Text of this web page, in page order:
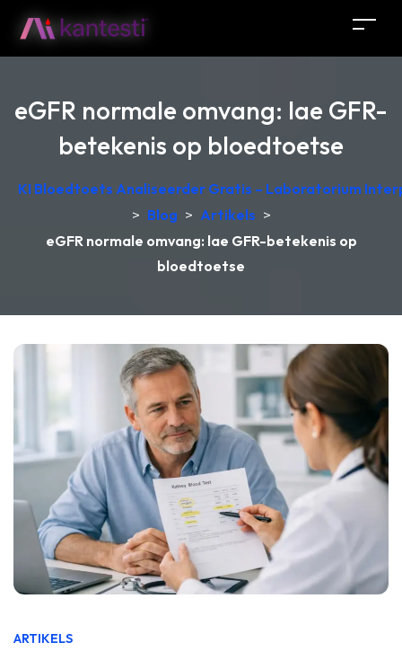
eGFR normale omvang: lae GFR-
betekenis op bloedtoetse
KI Bloedtoets Analiseerder Gratis – Laboratorium
> Blog > Artikels >
eGFR normale omvang: lae GFR-betekenis op
bloedtoetse
ARTIKELS